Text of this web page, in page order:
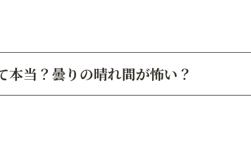
本当？曇りの晴れ間が怖い？